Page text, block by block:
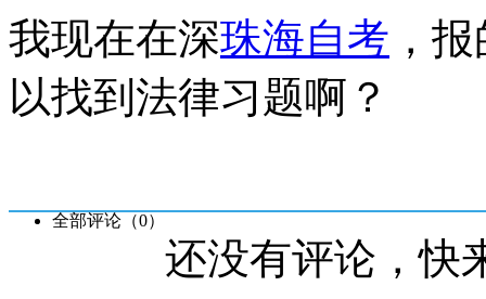
我现在在深珠海自考 ，
以找到法律习题啊？
全部评论（0）
还没有评论，快